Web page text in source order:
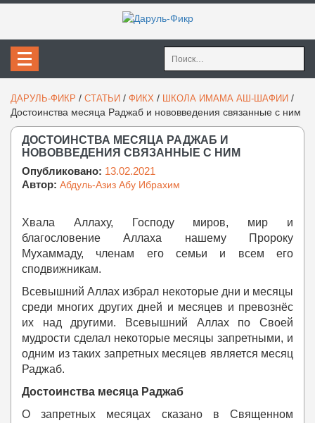
Найти:
ДАРУЛЬ-ФИКР / СТАТЬИ / ФИКХ / ШКОЛА ИМАМА АШ-ШАФИИ /
Достоинства месяца Раджаб и нововведения связанные с ним
ДОСТОИНСТВА МЕСЯЦА РАДЖАБ И
НОВОВВЕДЕНИЯ СВЯЗАННЫЕ С НИМ
Опубликовано: 13.02.2021
Автор: Абдуль-Азиз Абу Ибрахим
Хвала Аллаху, Господу миров, мир и
благословение Аллаха нашему Пророку
Мухаммаду, членам его семьи и всем его
сподвижникам.
Всевышний Аллах избрал некоторые дни и месяцы
среди многих других дней и месяцев и превознёс
их над другими. Всевышний Аллах по Своей
мудрости сделал некоторые месяцы запретными, и
одним из таких запретных месяцев является месяц
Раджаб.
Достоинства месяца Раджаб
О запретных месяцах сказано в Священном